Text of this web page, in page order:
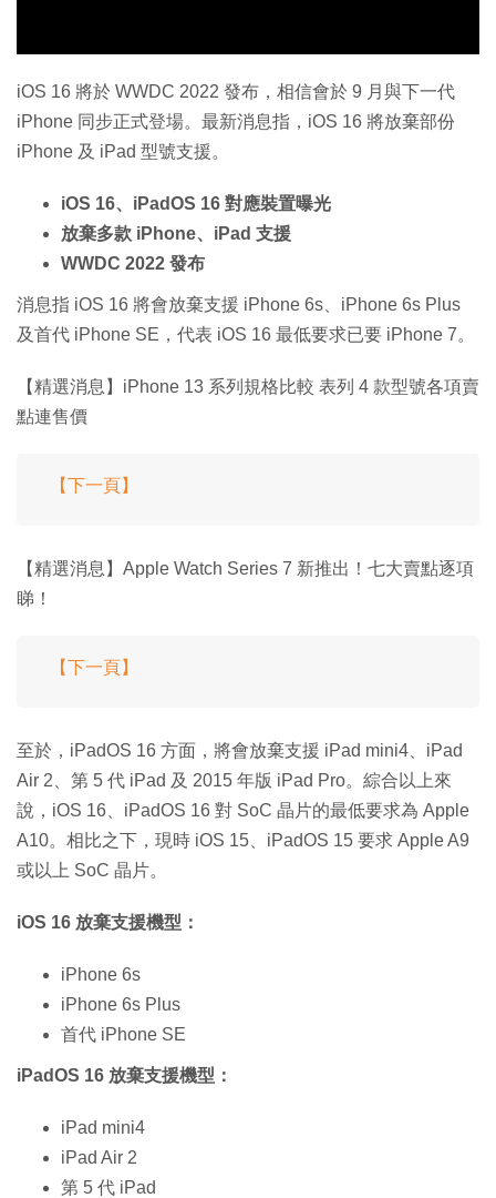
iOS 16 將於 WWDC 2022 發布，相信會於 9 月與下一代
iPhone 同步正式登場。最新消息指，iOS 16 將放棄部份
iPhone 及 iPad 型號支援。
iOS 16、iPadOS 16 對應裝置曝光
放棄多款 iPhone、iPad 支援
WWDC 2022 發布
消息指 iOS 16 將會放棄支援 iPhone 6s、iPhone 6s Plus
及首代 iPhone SE，代表 iOS 16 最低要求已要 iPhone 7。
【精選消息】iPhone 13 系列規格比較 表列 4 款型號各項賣
點連售價
【下一頁】
【精選消息】Apple Watch Series 7 新推出！七大賣點逐項
睇！
【下一頁】
至於，iPadOS 16 方面，將會放棄支援 iPad mini4、iPad
Air 2、第 5 代 iPad 及 2015 年版 iPad Pro。綜合以上來
說，iOS 16、iPadOS 16 對 SoC 晶片的最低要求為 Apple
A10。相比之下，現時 iOS 15、iPadOS 15 要求 Apple A9
或以上 SoC 晶片。
iOS 16 放棄支援機型：
iPhone 6s
iPhone 6s Plus
首代 iPhone SE
iPadOS 16 放棄支援機型：
iPad mini4
iPad Air 2
第 5 代 iPad